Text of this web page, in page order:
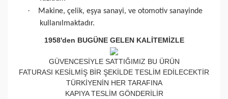
·
Makine, çelik, eşya sanayi, ve otomotiv sanayinde
kullanılmaktadır.
1958'den BUGÜNE GELEN KALİTEMİZLE
GÜVENCESİYLE SATTIĞIMIZ BU ÜRÜN
FATURASI KESİLMİŞ BİR ŞEKİLDE TESLİM EDİLECEKTİR
TÜRKİYENİN HER TARAFINA
KAPIYA TESLİM GÖNDERİLİR